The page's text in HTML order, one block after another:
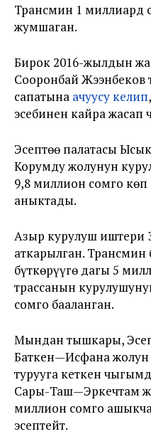
Трансмин 1 миллиард
жумшаган.
Бирок 2016-жылдын
Сооронбай Жээнбеков
сапатына ачуусу келип
эсебинен кайра жасап
Эсептөө палатасы
Корумду жолунун
9,8 миллион сомго көп
аныктады.
Азыр курулуш иштери
аткарылган.
бүткөрүүгө дагы 5
трассанын
сомго бааланган.
Мындан тышкары,
Баткен—Исфана
турууга кеткен
Сары-Таш—Эркечтам
миллион сомго
эсептейт.